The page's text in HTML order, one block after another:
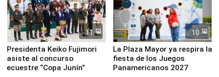
11
Presidenta Keiko Fujimori
asiste al concurso
ecuestre “Copa Junín”
10
La Plaza Mayor ya respira la
fiesta de los Juegos
Panamericanos 2027